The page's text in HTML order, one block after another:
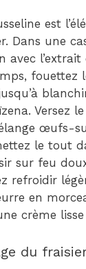
est
Dans une
avec l’extrait
fouettez
Versez
œufs-
le tout
sur feu
refroidir
en
crème
du